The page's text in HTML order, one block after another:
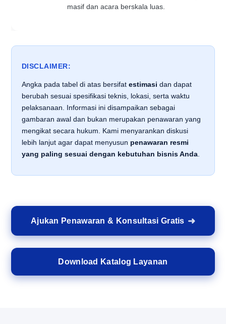
masif dan acara berskala luas.
DISCLAIMER:
Angka pada tabel di atas bersifat estimasi dan dapat
berubah sesuai spesifikasi teknis, lokasi, serta waktu
pelaksanaan. Informasi ini disampaikan sebagai
gambaran awal dan bukan merupakan penawaran yang
mengikat secara hukum. Kami menyarankan diskusi
lebih lanjut agar dapat menyusun penawaran resmi
yang paling sesuai dengan kebutuhan bisnis Anda.
Ajukan Penawaran & Konsultasi Gratis
Download Katalog Layanan